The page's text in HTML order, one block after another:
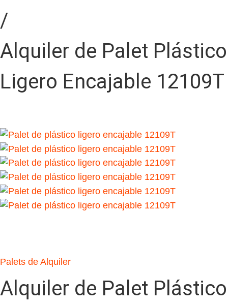
/
Alquiler de Palet Plástico
Ligero Encajable 12109T
Palets de Alquiler
Alquiler de Palet Plástico